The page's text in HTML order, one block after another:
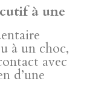
à une
à un choc,
avec
d’une